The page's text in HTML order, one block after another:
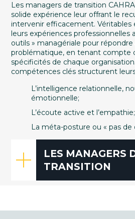
Les managers de transition
solide expérience leur offrant le
intervenir efficacement. Véritables
leurs expériences professionnelles
outils » managériale pour répondre
problématique, en tenant compte
spécificités de chaque
compétences clés structurent
L’intelligence relationnelle,
émotionnelle;
L’écoute active et l’empathie;
La méta-posture ou « pas de
LES MANAGERS
TRANSITION